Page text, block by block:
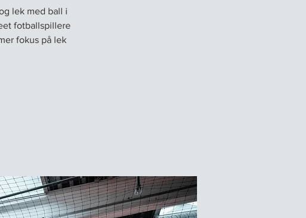
lek med ball i
fotballspillere
fokus på lek